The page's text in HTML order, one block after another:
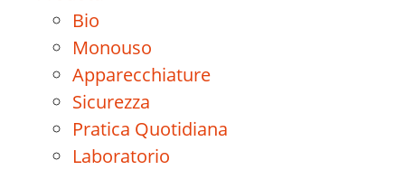
Bio
Monouso
Apparecchiature
Sicurezza
Pratica Quotidiana
Laboratorio